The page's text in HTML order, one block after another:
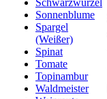
Schwarzwurzel
Sonnenblume
Spargel
(Weißer)
Spinat
Tomate
Topinambur
Waldmeister